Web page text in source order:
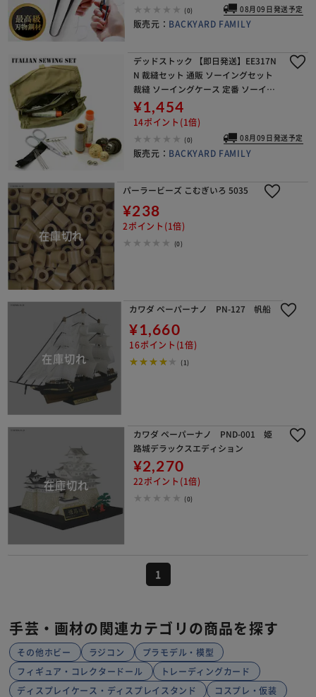
(0) 08月09日発送予定
販売元： BACKYARD FAMILY
デッドストック 【即日発送】EE317N
N 裁縫セット 通販 ソーイングセット
裁縫 ソーイングケース 定番 ソーイン
グボックス 大人 携帯 イタリア軍
¥1,454
14ポイント(1倍)
(0) 08月09日発送予定
販売元： BACKYARD FAMILY
パーラービーズ こむぎいろ 5035
¥238
2ポイント(1倍)
(0)
カワダ ペーパーナノ PN-127 帆船
¥1,660
16ポイント(1倍)
(1)
カワダ ペーパーナノ PND-001 姫
路城デラックスエディション
¥2,270
22ポイント(1倍)
(0)
1
手芸・画材の関連カテゴリの商品を探す
その他ホビー ラジコン
プラモデル・模型
フィギュア・コレクタードール
トレーディングカード
ディスプレイケース・ディスプレイスタンド
コスプレ・仮装